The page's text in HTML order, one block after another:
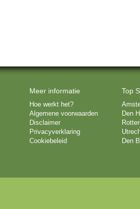
Meer informatie
Hoe werkt het?
Algemene voorwaarden
Disclaimer
Privacyverklaring
Cookiebeleid
Top
Den
Den